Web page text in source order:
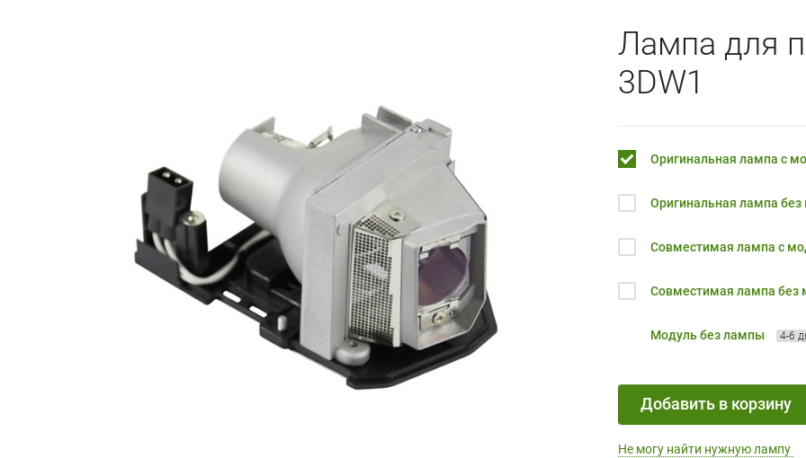
Лампа для
3DW1
Оригинальная лампа с
Оригинальная лампа без
Совместимая лампа с
Совместимая лампа без
Модуль без лампы 4-6
Добавить в корзину
Не могу найти нужную лампу